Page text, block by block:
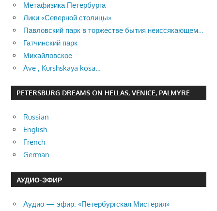
Метафизика Петербурга
Лики «Северной столицы»
Павловский парк в торжестве бытия неиссякающем…
Гатчинский парк
Михайловское
Ave , Kurshskaya kosa…
PETERSBURG DREAMS ON HELLAS, VENICE, PALMYRE
Russian
English
French
German
АУДИО-ЭФИР
Аудио — эфир: «Петербургская Мистерия»